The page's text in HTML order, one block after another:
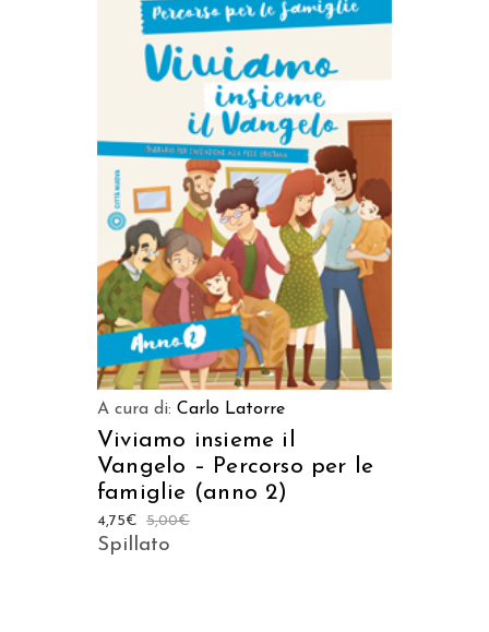
AGGIUNGI AL CARRELLO
A cura di: Carlo Latorre
Viviamo insieme il
Vangelo – Percorso per le
famiglie (anno 2)
5,00€
4,75€
Spillato